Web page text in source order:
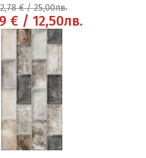
€ / 25,00лв.
€ / 12,50лв.